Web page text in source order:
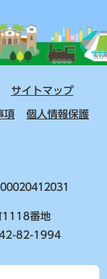
サイトマップ
項 個人情報保護
1118番地
82-1994